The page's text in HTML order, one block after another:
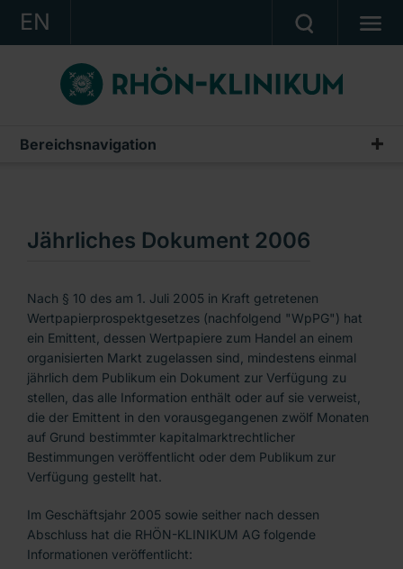
EN
KONZERN
KLINIKEN
KARRIERE
KONTAKT
Bereichsnavigation
Archiv - Jährliches Dokument § 10 WpPG
Jährliches Dokument 2009
Jährliches Dokument 2008
Jährliches Dokument 2007
Jährliches Dokument 2006
Jährliches Dokument 2006
Nach § 10 des am 1. Juli 2005 in Kraft getretenen
Wertpapierprospektgesetzes (nachfolgend "WpPG") hat
ein Emittent, dessen Wertpapiere zum Handel an einem
organisierten Markt zugelassen sind, mindestens einmal
jährlich dem Publikum ein Dokument zur Verfügung zu
stellen, das alle Information enthält oder auf sie verweist,
die der Emittent in den vorausgegangenen zwölf Monaten
auf Grund bestimmter kapitalmarktrechtlicher
Bestimmungen veröffentlicht oder dem Publikum zur
Verfügung gestellt hat.
Im Geschäftsjahr 2005 sowie seither nach dessen
Abschluss hat die RHÖN-KLINIKUM AG folgende
Informationen veröffentlicht: